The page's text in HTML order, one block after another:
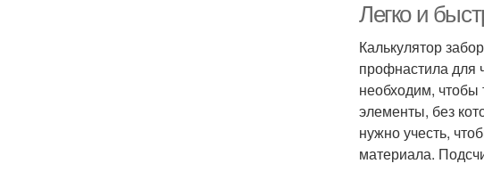
Легко и
Калькулятор
профнастила для
необходим,
элементы, без
нужно учесть,
материала.